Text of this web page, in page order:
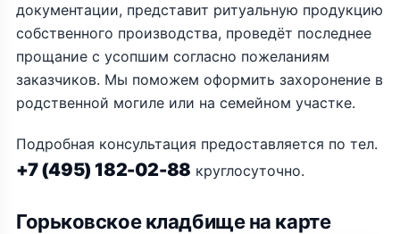
документации, представит ритуальную продукцию
собственного производства, проведёт последнее
прощание с усопшим согласно пожеланиям
заказчиков. Мы поможем оформить захоронение в
родственной могиле или на семейном участке.
Подробная консультация предоставляется по тел.
+7 (495) 182-02-88 круглосуточно.
Горьковское кладбище на карте